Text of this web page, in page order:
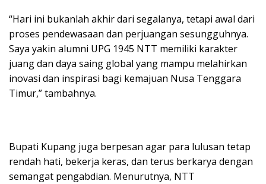
“Hari ini bukanlah akhir dari segalanya, tetapi awal dari
proses pendewasaan dan perjuangan sesungguhnya.
Saya yakin alumni UPG 1945 NTT memiliki karakter
juang dan daya saing global yang mampu melahirkan
inovasi dan inspirasi bagi kemajuan Nusa Tenggara
Timur,” tambahnya.
Bupati Kupang juga berpesan agar para lulusan tetap
rendah hati, bekerja keras, dan terus berkarya dengan
semangat pengabdian. Menurutnya, NTT